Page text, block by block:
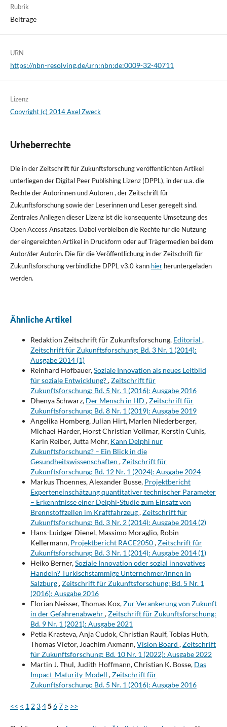
Rubrik
Beiträge
URN
https://nbn-resolving.de/urn:nbn:de:0009-32-40711
Lizenz
Copyright (c) 2014 Axel Zweck
Urheberrechte
Die in der Zeitschrift für Zukunftsforschung veröffentlichten Artikel
unterliegen der Digital Peer Publishing Lizenz (DPPL), in der u.a. die
Rechte der Autorinnen und Autoren , der Zeitschrift für
Zukunftsforschung sowie der Leserinnen und Leser geregelt sind.
Zentrales Anliegen dieser Lizenz ist die konsequente Umsetzung des
Open Access Ansatzes. Dabei verbleiben die Rechte für die Nutzung
der eingereichten Artikel in Druckform oder auf Trägermedien bei dem
Autor/der Autorin. Die für die Veröffentlichung in der Zeitschrift für
Zukunftsforschung verbindliche DPPL v3.0 kann hierheruntergeladen
werden.
Ähnliche Artikel
Redaktion Zeitschrift für Zukunftsforschung, Editorial ,
Zeitschrift für Zukunftsforschung: Bd. 3 Nr. 1 (2014):
Ausgabe 2014 (1)
Reinhard Hofbauer,Soziale Innovation als neues Leitbild
für soziale Entwicklung?,Zeitschrift für
Zukunftsforschung: Bd. 5 Nr. 1 (2016): Ausgabe 2016
Dhenya Schwarz, Der Mensch in HD ,Zeitschrift für
Zukunftsforschung: Bd. 8 Nr. 1 (2019): Ausgabe 2019
Angelika Homberg, Julian Hirt, Marlen Niederberger,
Michael Härder, Horst Christian Vollmar, Kerstin Cuhls,
Karin Reiber, Jutta Mohr, Kann Delphi nur
Zukunftsforschung? – Ein Blick in die
Gesundheitswissenschaften ,Zeitschrift für
Zukunftsforschung: Bd. 12 Nr. 1 (2024): Ausgabe 2024
Markus Thoennes, Alexander Busse, Projektbericht
Experteneinschätzung quantitativer technischer Parameter
– Erkenntnisse einer Delphi-Studie zum Einsatz von
Brennstoffzellen im Kraftfahrzeug,Zeitschrift für
Zukunftsforschung: Bd. 3 Nr. 2 (2014): Ausgabe 2014 (2)
Hans-Luidger Dienel, Massimo Moraglio, Robin
Kellermann, Projektbericht RACE2050,Zeitschrift für
Zukunftsforschung: Bd. 3 Nr. 1 (2014): Ausgabe 2014 (1)
Heiko Berner,Soziale Innovation oder sozial innovatives
Handeln? Türkischstämmige Unternehmer/innen in
Salzburg,Zeitschrift für Zukunftsforschung: Bd. 5 Nr. 1
(2016): Ausgabe 2016
Florian Neisser, Thomas Kox,Zur Verankerung von Zukunft
in der Gefahrenabwehr,Zeitschrift für Zukunftsforschung:
Bd. 9 Nr. 1 (2021): Ausgabe 2021
Petia Krasteva, Anja Cudok, Christian Raulf, Tobias Huth,
Thomas Vietor, Joachim Axmann,Vision Board ,Zeitschrift
für Zukunftsforschung: Bd. 10 Nr. 1 (2022): Ausgabe 2022
Martin J. Thul, Judith Hoffmann, Christian K. Bosse, Das
Impact-Maturity-Modell ,Zeitschrift für
Zukunftsforschung: Bd. 5 Nr. 1 (2016): Ausgabe 2016
<< < 1 2 34567 > >>